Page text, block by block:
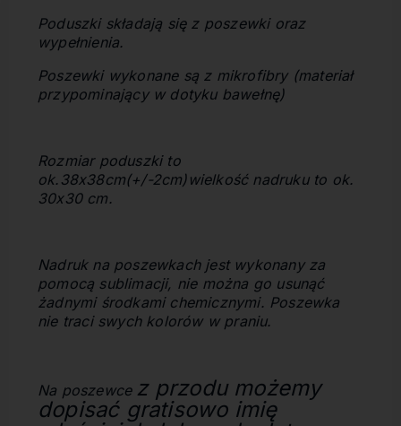
Poduszki składają się z poszewki oraz
wypełnienia.
Poszewki wykonane są zmikrofibry (materiał
przypominający w dotyku bawełnę)
Rozmiar poduszki to
ok.38x38cm(+/-2cm) wielkość nadruku to ok.
30x30 cm.
Nadruk na poszewkach jest wykonany za
pomocą sublimacji, nie można go usunąć
żadnymi środkami chemicznymi. Poszewka
nie traci swych kolorów w praniu.
Na poszewce z przodu możemy
dopisać gratisowo imię